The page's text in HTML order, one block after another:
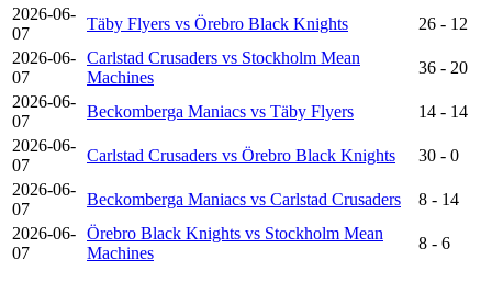
2026-06-
07
Täby Flyers vs Örebro Black Knights
26 - 12
2026-06-
07
Carlstad Crusaders vs Stockholm Mean
Machines
36 - 20
2026-06-
07
Beckomberga Maniacs vs Täby Flyers
14 - 14
2026-06-
07
Carlstad Crusaders vs Örebro Black Knights
30 - 0
2026-06-
07
Beckomberga Maniacs vs Carlstad Crusaders
8 - 14
2026-06-
07
Örebro Black Knights vs Stockholm Mean
Machines
8 - 6